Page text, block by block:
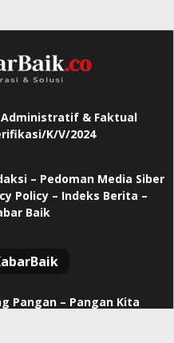
& Faktual
K/V/2024
– Pedoman Media Siber
Policy– Indeks Berita –
Baik
Pangan – Pangan Kita